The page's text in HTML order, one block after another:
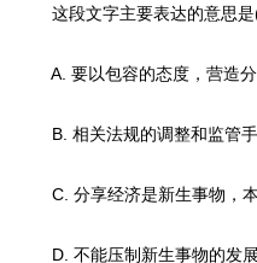
这段文字主要表达的意思是(
A. 要以包容的态度，营造分
B. 相关法规的调整和监管手
C. 分享经济是新生事物，本
D. 不能压制新生事物的发展